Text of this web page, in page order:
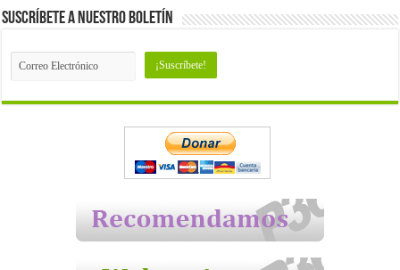
Suscríbete a nuestro Boletín